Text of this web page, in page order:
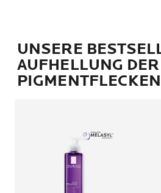
UNSERE
AUFHELLUNG
PIGMENTFLECKEN